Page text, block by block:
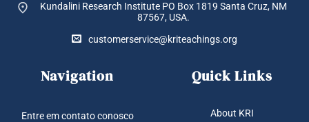
Kundalini Research Institute PO Box 1819 Santa Cruz, NM
87567, USA.
customerservice@kriteachings.org
Navigation
Entre em contato conosco
Quick Links
About KRI